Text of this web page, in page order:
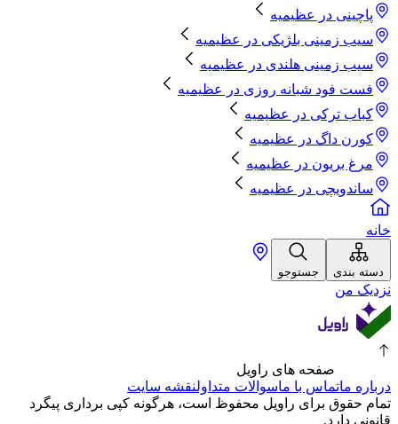
پاچینی در
عظیمیه
سیب زمینی بلژیکی در
عظیمیه
سیب زمینی هلندی در
عظیمیه
فست فود شبانه روزی در
عظیمیه
کباب ترکی در
عظیمیه
کورن داگ در
عظیمیه
مرغ بریون در
عظیمیه
ساندویچی در عظیمیه
خانه
دسته بندی جستوجو
نزدیک من
صفحه های راویل
درباره ماتماس با ماسوالات متداولنقشه سایت
تمام حقوق برای راویل محفوظ است، هرگونه کپی برداری پیگرد
قانونی دارد.